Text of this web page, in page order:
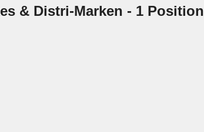
& Distri-Marken - 1 Position